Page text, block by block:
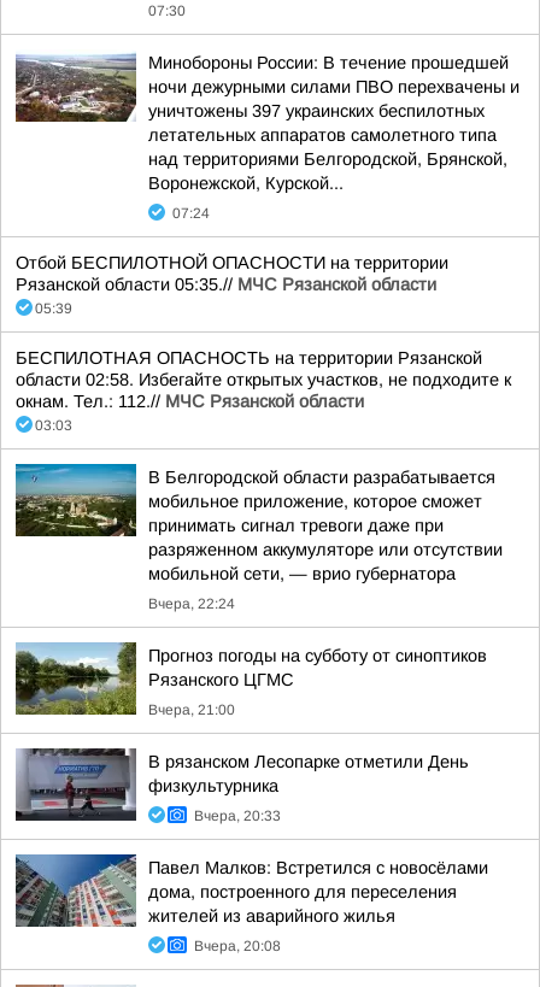
07:30
Минобороны России: В течение прошедшей
ночи дежурными силами ПВО перехвачены и
уничтожены 397 украинских беспилотных
летательных аппаратов самолетного типа
над территориями Белгородской, Брянской,
Воронежской, Курской...
07:24
Отбой БЕСПИЛОТНОЙ ОПАСНОСТИ на территории
Рязанской области 05:35.// МЧС Рязанской области
05:39
БЕСПИЛОТНАЯ ОПАСНОСТЬ на территории Рязанской
области 02:58. Избегайте открытых участков, не подходите к
окнам. Тел.: 112.// МЧС Рязанской области
03:03
В Белгородской области разрабатывается
мобильное приложение, которое сможет
принимать сигнал тревоги даже при
разряженном аккумуляторе или отсутствии
мобильной сети, — врио губернатора
Вчера, 22:24
Прогноз погоды на субботу от синоптиков
Рязанского ЦГМС
Вчера, 21:00
В рязанском Лесопарке отметили День
физкультурника
Вчера, 20:33
Павел Малков: Встретился с новосёлами
дома, построенного для переселения
жителей из аварийного жилья
Вчера, 20:08